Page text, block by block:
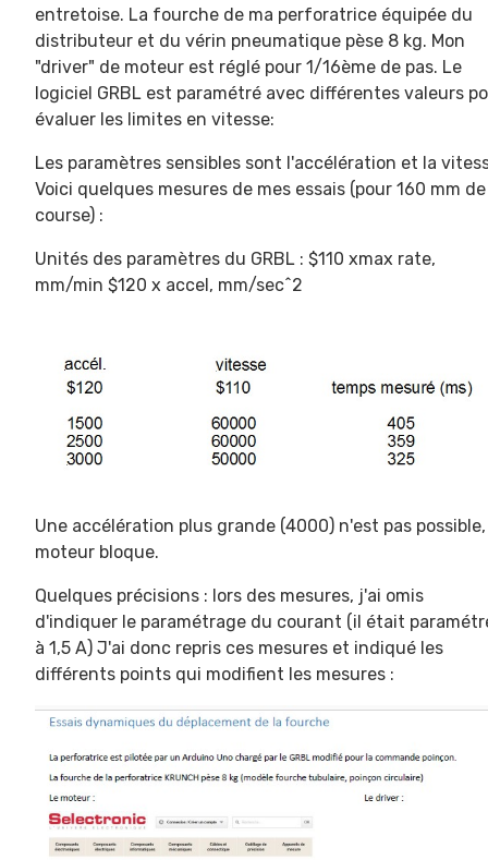
entretoise. La fourche de ma perforatrice équipée du
distributeur et du vérin pneumatique pèse 8 kg. Mon
"driver" de moteur est réglé pour 1/16ème de pas. Le
logiciel GRBL est paramétré avec différentes valeurs
évaluer les limites en vitesse:
Les paramètres sensibles sont l'accélération et la
Voici quelques mesures de mes essais (pour 160 mm de
course) :
Unités des paramètres du GRBL : $110 xmax rate,
mm/min $120 x accel, mm/sec^2
Une accélération plus grande (4000) n'est pas
moteur bloque.
Quelques précisions : lors des mesures, j'ai omis
d'indiquer le paramétrage du courant (il était
à 1,5 A) J'ai donc repris ces mesures et indiqué les
différents points qui modifient les mesures :